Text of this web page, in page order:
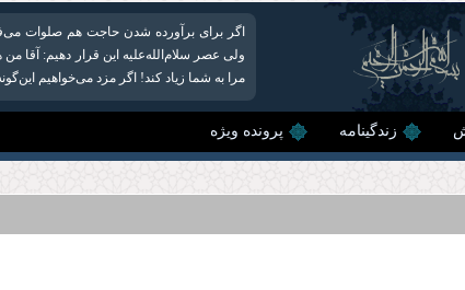
اگر برای برآورده شدن حاجت هم صلوات
ولی عصر سلام‌الله‌علیه این قرار دهیم: آقا
مرا به شما زیاد کند! اگر مزد می‌خواهیم
زندگینامه پرونده ویژه